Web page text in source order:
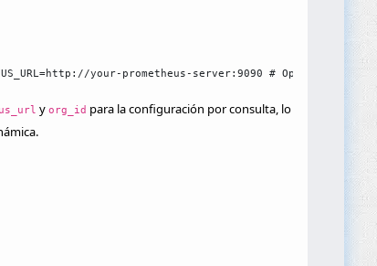
your-prometheus-server:9090 # Opcional:
y org_id para la configuración por consulta, lo